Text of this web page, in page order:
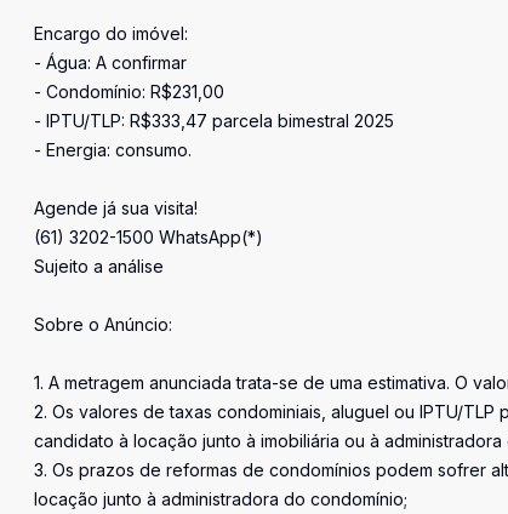
Encargo do imóvel:
- Água: A confirmar
- Condomínio: R$231,00
- IPTU/TLP: R$333,47 parcela bimestral 2025
- Energia: consumo.
Agende já sua visita!
(61) 3202-1500 WhatsApp(*)
Sujeito a análise
Sobre o Anúncio:
1. A metragem anunciada trata-se de uma estimativa. O
2. Os valores de taxas condominiais, aluguel ou IPTU/
candidato à locação junto à imobiliária ou à
3. Os prazos de reformas de condomínios podem sofrer
locação junto à administradora do condomínio;